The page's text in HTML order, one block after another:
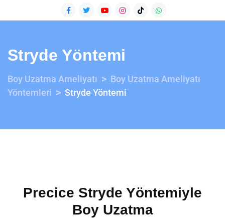
Stryde Yöntemi
Boy Uzatma Ameliyatı > Boy Uzatma Ameliyatı
Yöntemleri > Stryde Yöntemi
Precice Stryde Yöntemiyle
Boy Uzatma